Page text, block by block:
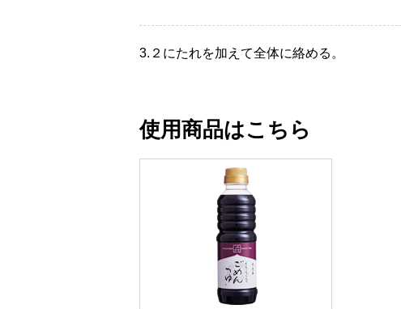
3. ２にたれを加えて全体に絡める。
使用商品はこちら